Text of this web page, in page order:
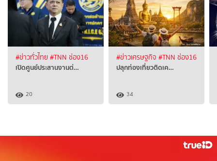
#ข่าวทั่วไทย#TNN ช่อง16
เปิดศูนย์ประสานงานต่…
20
#ข่าวเศรษฐกิจ #TNN ช่อง16
ปลุกท่องเที่ยวติดเค…
34